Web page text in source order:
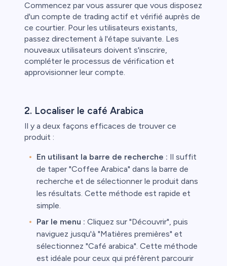
Commencez par vous assurer que vous disposez
d'un compte de trading actif et vérifié auprès de
ce courtier. Pour les utilisateurs existants,
passez directement à l'étape suivante. Les
nouveaux utilisateurs doivent s'inscrire,
compléter le processus de vérification et
approvisionner leur compte.
2. Localiser le café Arabica
Il y a deux façons efficaces de trouver ce
produit :
En utilisant la barre de recherche : Il suffit
de taper "Coffee Arabica" dans la barre de
recherche et de sélectionner le produit dans
les résultats. Cette méthode est rapide et
simple.
Par le menu : Cliquez sur "Découvrir", puis
naviguez jusqu'à "Matières premières" et
sélectionnez "Café arabica". Cette méthode
est idéale pour ceux qui préfèrent parcourir